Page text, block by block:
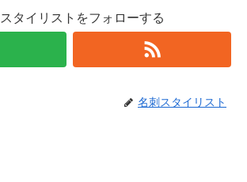
タイリストをフォローする
名刺スタイリスト